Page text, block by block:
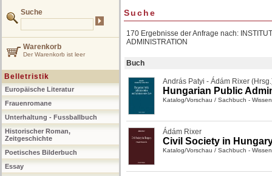
Suche
Warenkorb
Der Warenkorb ist leer
Belletristik
Europäische Literatur
Frauenromane
Unterhaltung - Fussballbuch
Historischer Roman,
Zeitgeschichte
Poetisches Bilderbuch
Essay
Suche
170 Ergebnisse der Anfrage nach:
ADMINISTRATION
Buch
András Patyi - Ádám Rixer
Hungarian Public
Katalog/Vorschau / Sachbuch -
Ádám Rixer
Civil Society in
Katalog/Vorschau / Sachbuch -